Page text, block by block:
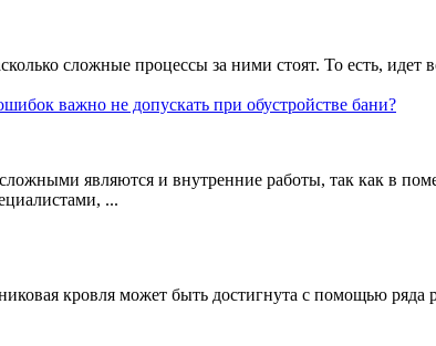
сложные процессы за ними стоят. То есть,
важно не допускать при обустройстве бани?
являются и внутренние работы, так как в
...
кровля может быть достигнута с помощью